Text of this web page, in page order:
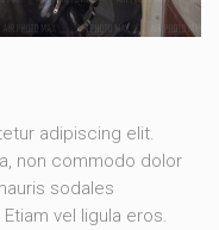
adipiscing elit.
non commodo dolor
sodales
vel ligula eros.